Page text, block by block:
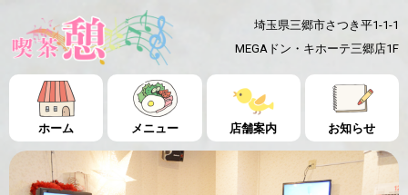
埼玉県三郷市さつき平1-1-1
MEGAドン・キホーテ三郷店1F
ホーム メニュー 店舗案内 お知らせ